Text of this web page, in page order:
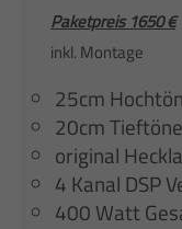
Paketpreis 1650 €
inkl. Montage
25cm
20cm
original
4 Kanal DSP
400 Watt